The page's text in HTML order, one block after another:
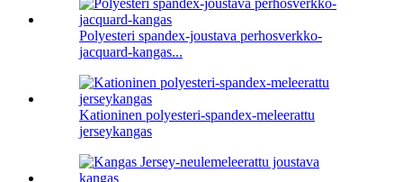
Polyesteri spandex-joustava perhosverkko-
jacquard-kangas...
Kationinen polyesteri-spandex-meleerattu
jerseykangas